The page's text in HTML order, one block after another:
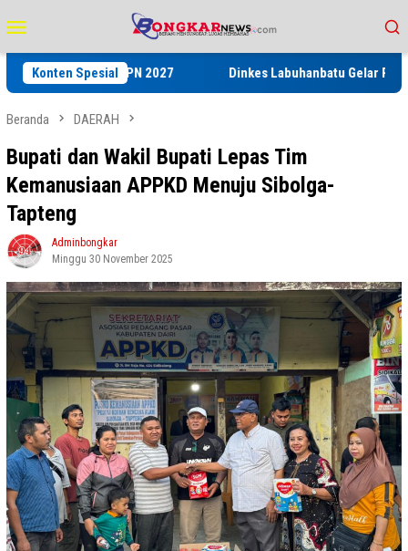
ke
kontenMobile
Konten Spesial
dan HPN 2027 Dinkes Labuhanbatu Gelar Pelatihan
Beranda DAERAH
Bupati dan Wakil Bupati Lepas Tim
Kemanusiaan APPKD Menuju Sibolga-
Tapteng
Adminbongkar
Minggu 30 November 2025